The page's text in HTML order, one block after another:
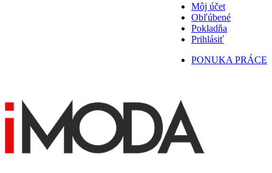
Môj účet
Obľúbené
Pokladňa
Prihlásiť
PONUKA PRÁCE